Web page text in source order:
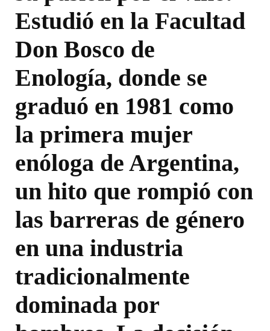
Estudió en la Facultad
Don Bosco de
Enología, donde se
graduó en 1981 como
la primera mujer
enóloga de Argentina,
un hito que rompió con
las barreras de género
en una industria
tradicionalmente
dominada por